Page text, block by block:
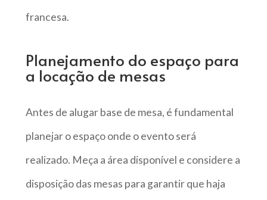
francesa.
Planejamento do espaço para
a locação de mesas
Antes de alugar base de mesa, é fundamental
planejar o espaço onde o evento será
realizado. Meça a área disponível e considere a
disposição das mesas para garantir que haja